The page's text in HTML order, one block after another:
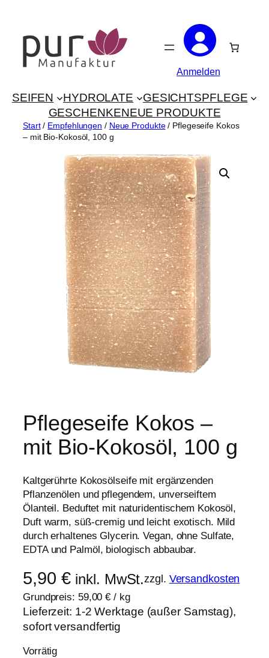
springen
Anmelden
SEIFEN HYDROLATE
GESICHTSPFLEGE
GESCHENKENEUE PRODUKTE
Start/ Empfehlungen / Neue Produkte/ Pflegeseife Kokos
– mit Bio-Kokosöl, 100 g
Pflegeseife Kokos –
mit Bio-Kokosöl, 100 g
Kaltgerührte Kokosölseife mit ergänzenden
Pflanzenölen und pflegendem, unverseiftem
Ölanteil. Beduftet mit naturidentischem Kokosöl,
Duft warm, süß-cremig und leicht exotisch. Mild
durch erhaltenes Glycerin. Vegan, ohne Sulfate,
EDTA und Palmöl, biologisch abbaubar.
5,90 € inkl. MwSt.zzgl. Versandkosten
Grundpreis: 59,00€ / kg
Lieferzeit: 1-2 Werktage (außer Samstag),
sofort versandfertig
Vorrätig